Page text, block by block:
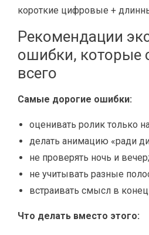
короткие цифровые +
Рекомендации
ошибки, которые
всего
Самые дорогие ошибки:
оценивать ролик только
делать анимацию «ради
не проверять ночь и вечер;
не учитывать разные
встраивать смысл в
Что делать вместо этого: